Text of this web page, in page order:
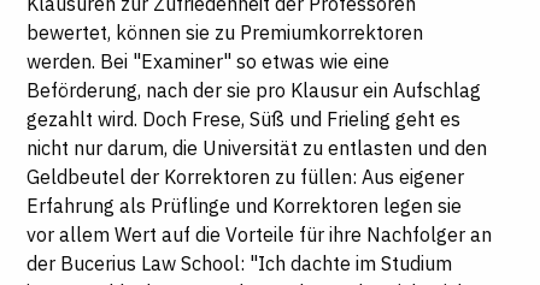
bewertet, können sie zu Premiumkorrektoren
werden. Bei "Examiner" so etwas wie eine
Beförderung, nach der sie pro Klausur ein Aufschlag
gezahlt wird. Doch Frese, Süß und Frieling geht es
nicht nur darum, die Universität zu entlasten und den
Geldbeutel der Korrektoren zu füllen: Aus eigener
Erfahrung als Prüflinge und Korrektoren legen sie
vor allem Wert auf die Vorteile für ihre Nachfolger an
der Bucerius Law School: "Ich dachte im Studium